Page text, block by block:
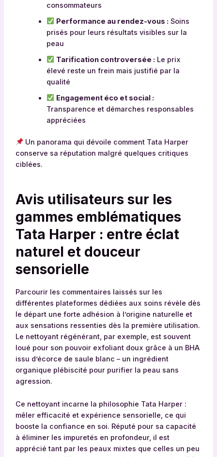
consommateurs
Performance au rendez-vous : Soins
prisés pour leurs résultats visibles sur la
peau
Tarification controversée : Le prix
élevé reste un frein mais justifié par la
qualité
Engagement éco et social :
Transparence et démarches responsables
appréciées
Un panorama qui dévoile comment Tata Harper
conserve sa réputation malgré quelques critiques
ciblées.
Avis utilisateurs sur les
gammes emblématiques
Tata Harper : entre éclat
naturel et douceur
sensorielle
Parcourir les commentaires laissés sur les
différentes plateformes dédiées aux soins révèle dès
le départ une forte adhésion à l’origine naturelle et
aux sensations ressenties dès la première utilisation.
Le nettoyant régénérant, par exemple, est souvent
loué pour son pouvoir exfoliant doux grâce à un BHA
issu d’écorce de saule blanc – un ingrédient
organique plébiscité pour purifier la peau sans
agression.
Ce nettoyant incarne la philosophie Tata Harper :
mêler efficacité et expérience sensorielle, ce qui
booste la confiance en soi. Réputé pour sa capacité
à éliminer les impuretés en profondeur, il est
apprécié tant par les peaux mixtes que celles un peu